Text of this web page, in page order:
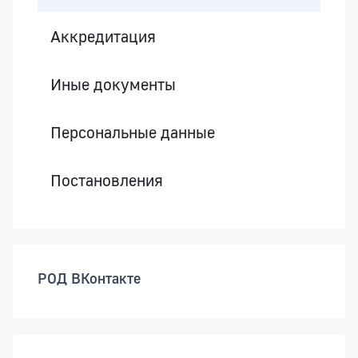
Аккредитация
Иные документы
Персональные данные
Постановления
РОД ВКонтакте